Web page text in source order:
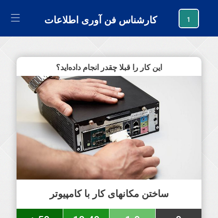
کارشناس فن آوری اطلاعات 1
این کار را قبلا چقدر انجام داده‌اید؟
ساختن مکانهای کار با کامپیوتر